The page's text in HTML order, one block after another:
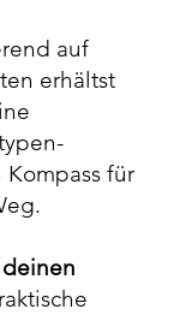
auf
erhältst
für